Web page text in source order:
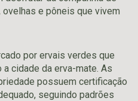
e pôneis que vivem
por ervais verdes que
cidade da erva-mate. As
possuem certificação
seguindo padrões